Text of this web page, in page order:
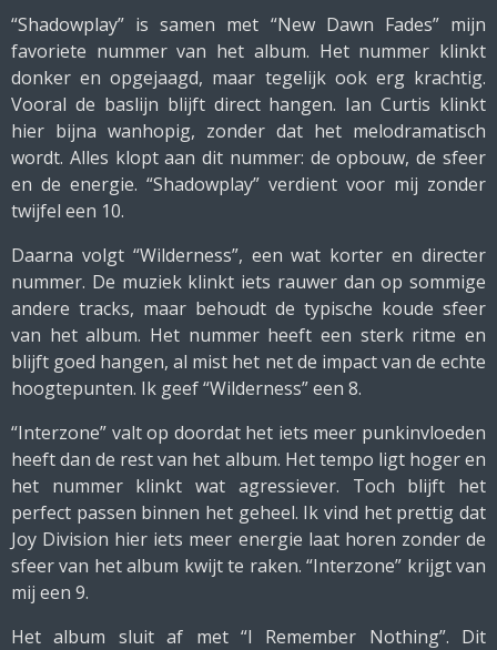
“Shadowplay” is samen met “New Dawn Fades” mijn
favoriete nummer van het album. Het nummer klinkt
donker en opgejaagd, maar tegelijk ook erg krachtig.
Vooral de baslijn blijft direct hangen. Ian Curtis klinkt
hier bijna wanhopig, zonder dat het melodramatisch
wordt. Alles klopt aan dit nummer: de opbouw, de sfeer
en de energie. “Shadowplay” verdient voor mij zonder
twijfel een 10.
Daarna volgt “Wilderness”, een wat korter en directer
nummer. De muziek klinkt iets rauwer dan op sommige
andere tracks, maar behoudt de typische koude sfeer
van het album. Het nummer heeft een sterk ritme en
blijft goed hangen, al mist het net de impact van de echte
hoogtepunten. Ik geef “Wilderness” een 8.
“Interzone” valt op doordat het iets meer punkinvloeden
heeft dan de rest van het album. Het tempo ligt hoger en
het nummer klinkt wat agressiever. Toch blijft het
perfect passen binnen het geheel. Ik vind het prettig dat
Joy Division hier iets meer energie laat horen zonder de
sfeer van het album kwijt te raken. “Interzone” krijgt van
mij een 9.
Het album sluit af met “I Remember Nothing”. Dit